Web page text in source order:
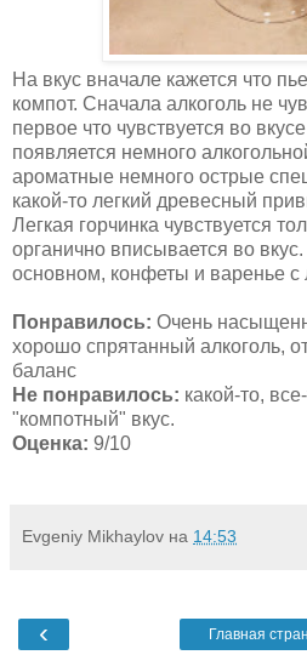
На вкус вначале кажется что
компот. Сначала алкоголь не
первое что чувствуется во
появляется немного
ароматные немного острые
какой-то легкий древесный
Легкая горчинка чувствуется
органично вписывается во
основном, конфеты и варенье
Понравилось: Очень
хорошо спрятанный алкоголь,
баланс
Не понравилось: какой-то,
"компотный" вкус.
Оценка: 9/10
Evgeniy Mikhaylov на 14:53
‹ Главная